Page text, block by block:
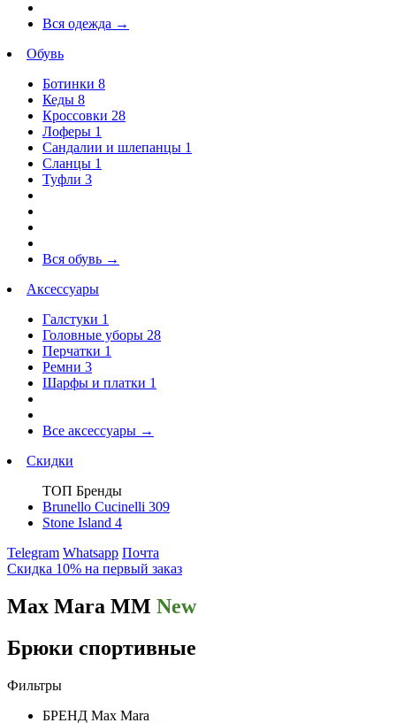
Вся одежда →
Обувь
Ботинки 8
Кеды 8
Кроссовки 28
Лоферы 1
Сандалии и шлепанцы 1
Сланцы 1
Туфли 3
Вся обувь →
Аксессуары
Галстуки 1
Головные уборы 28
Перчатки 1
Ремни 3
Шарфы и платки 1
Все аксессуары →
Скидки
ТОП Бренды
Brunello Cucinelli 309
Stone Island 4
Telegram Whatsapp Почта
Скидка 10% на первый заказ
Max Mara MM New
Брюки спортивные
Фильтры
БРЕНД Max Mara